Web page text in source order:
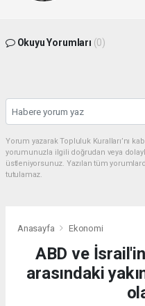
Okuyu Yorumları (0)
Yorum yazarak Topluluk Kuralları’nı
yorumunuzla ilgili doğrudan veya
üstleniyorsunuz. Yazılan tüm
tutulamaz.
Anasayfa Ekonomi
ABD ve
arasındaki